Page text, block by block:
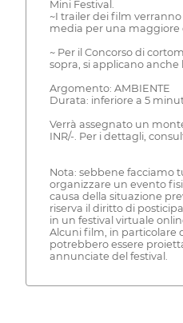
Mini Festival.
~I trailer dei film verranno
media per una maggiore
~ Per il Concorso di
sopra, si applicano anche
Argomento: AMBIENTE
Durata: inferiore a 5
Verrà assegnato un
INR/-. Per i dettagli,
Nota: sebbene facciamo
organizzare un evento
causa della situazione
riserva il diritto di
in un festival virtuale
Alcuni film, in particolare
potrebbero essere
annunciate del festival.